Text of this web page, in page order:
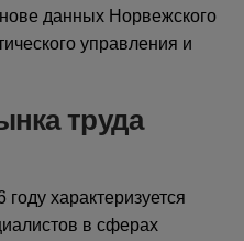
данных Норвежского
управления и
труда
характеризуется
в сферах